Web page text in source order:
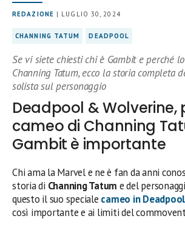
REDAZIONE | LUGLIO 30, 2024
CHANNING TATUM DEADPOOL
Se vi siete chiesti chi è Gambit e perché
Channing Tatum, ecco la storia completa
solista sul personaggio
Deadpool & Wolverine,
cameo di Channing
Gambit è importante
Chi ama la Marvel e ne è fan da anni
storia di Channing Tatum e del
questo il suo speciale cameo in
così importante e ai limiti del